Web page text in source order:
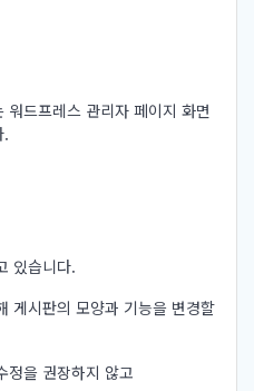
드프레스 관리자 페이지 화면
.
있습니다.
게시판의 모양과 기능을 변경할
정을 권장하지 않고